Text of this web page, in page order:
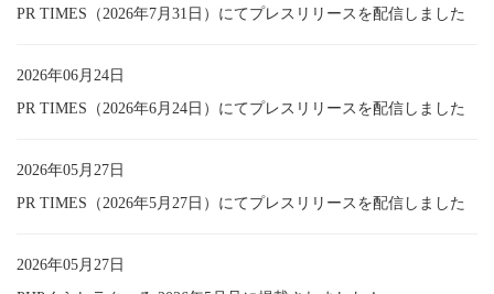
PR TIMES（2026年7月31日）にてプレスリリースを配信しました
2026年06月24日
PR TIMES（2026年6月24日）にてプレスリリースを配信しました
2026年05月27日
PR TIMES（2026年5月27日）にてプレスリリースを配信しました
2026年05月27日